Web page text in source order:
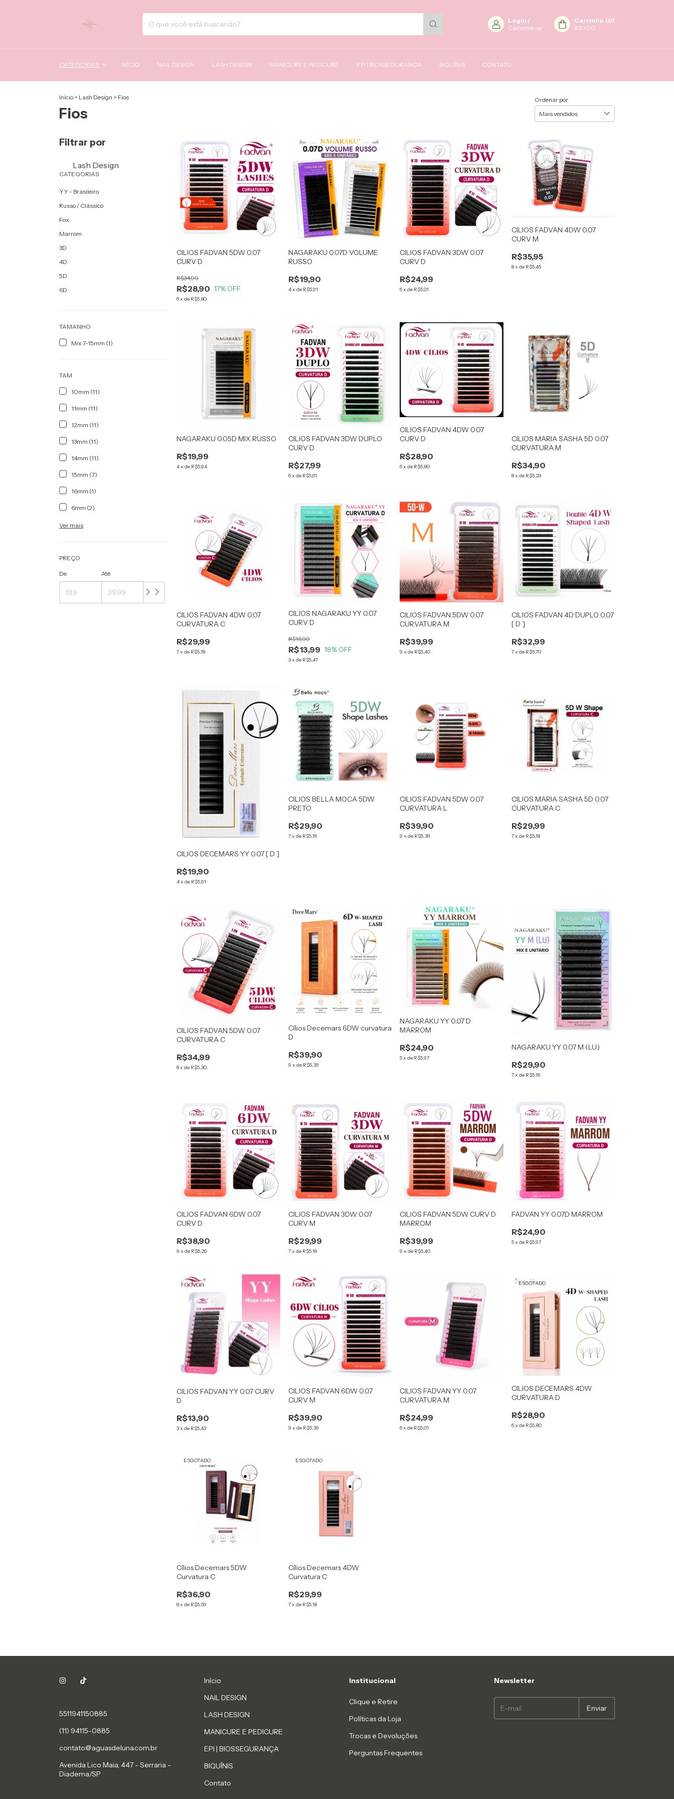
Login /
Cadastre-se
Carrinho (0)
R$0,00
CATEGORIAS INÍCIO NAIL DESIGN LASH DESIGN MANICURE E PEDICURE EPI | BIOSSEGURANÇA BIQUÍNIS CONTATO
Início > Lash Design > Fios
Fios
Ordenar por
Filtrar por
Lash Design
CATEGORIAS
YY - Brasileiro
Russo / Clássico
Fox
Marrom
3D
4D
5D
6D
TAMANHO
Mix 7-15mm (1)
TAM
10mm (11)
11mm (11)
12mm (11)
13mm (11)
14mm (11)
15mm (7)
16mm (1)
6mm (2)
Ver mais
PREÇO
De Até
CILIOS FADVAN 5DW 0.07
CURV D
R$28,90
R$34,99
17% OFF
6xde R$5,80
NAGARAKU 0.07D VOLUME
RUSSO
R$19,90
4x de R$5,91
CILIOS FADVAN 3DW 0.07
CURV D
R$24,99
6xde R$5,01
CILIOS FADVAN 4DW 0.07
CURV M
R$35,95
8x de R$5,45
NAGARAKU 0.05D MIX RUSSO
R$19,99
4xde R$5,94
CILIOS FADVAN 3DW DUPLO
CURV D
R$27,99
6x de R$5,61
CILIOS FADVAN 4DW 0.07
CURV D
R$28,90
6xde R$5,80
CILIOS MARIA SASHA 5D 0.07
CURVATURA M
R$34,90
8x de R$5,29
CILIOS FADVAN 4DW 0.07
CURVATURA C
R$29,99
7xde R$5,18
CILIOS NAGARAKU YY 0.07
CURV D
R$13,99
R$16,99
18% OFF
3x de R$5,47
CILIOS FADVAN 5DW 0.07
CURVATURA M
R$39,99
9 xde R$5,40
CILIOS FADVAN 4D DUPLO 0.07
[ D ]
R$32,99
7x de R$5,70
CILIOS DECEMARS YY 0.07 [ D ]
R$19,90
4xde R$5,91
CILIOS BELLA MOCA 5DW
PRETO
R$29,90
7x de R$5,16
CILIOS FADVAN 5DW 0.07
CURVATURA L
R$39,90
9 xde R$5,39
CILIOS MARIA SASHA 5D 0.07
CURVATURA C
R$29,99
7x de R$5,18
CILIOS FADVAN 5DW 0.07
CURVATURA C
R$34,99
8xde R$5,30
Cílios Decemars 6DW curvatura
D
R$39,90
9 x de R$5,39
NAGARAKU YY 0.07 D
MARROM
R$24,90
5xde R$5,97
NAGARAKU YY 0.07 M (LU)
R$29,90
7x de R$5,16
CILIOS FADVAN 6DW 0.07
CURV D
R$38,90
9 xde R$5,26
CILIOS FADVAN 3DW 0.07
CURV M
R$29,99
7x de R$5,18
CILIOS FADVAN 5DW CURV D
MARROM
R$39,99
9 xde R$5,40
FADVAN YY 0.07D MARROM
R$24,90
5x de R$5,97
CILIOS FADVAN YY 0.07 CURV
D
R$13,90
3xde R$5,43
CILIOS FADVAN 6DW 0.07
CURV M
R$39,90
9 x de R$5,39
CILIOS FADVAN YY 0.07
CURVATURA M
R$24,99
6xde R$5,01
ESGOTADO
CILIOS DECEMARS 4DW
CURVATURA D
R$28,90
6x de R$5,80
ESGOTADO
Cílios Decemars 5DW
Curvatura C
R$36,90
8xde R$5,59
ESGOTADO
Cílios Decemars 4DW
Curvatura C
R$29,99
7x de R$5,18
5511941150885
(11) 94115-0885
contato@aguasdeluna.com.br
Avenida Lico Maia, 447 - Serraria -
Diadema/SP
Início
NAIL DESIGN
LASH DESIGN
MANICURE E PEDICURE
EPI | BIOSSEGURANÇA
BIQUÍNIS
Contato
Institucional
Clique e Retire
Políticas da Loja
Trocas e Devoluções
Perguntas Frequentes
Newsletter